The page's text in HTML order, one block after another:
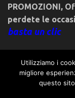
PROMOZIONI,
perdete le
basta un clic
© 2018friulivg.it. -
Utilizziamo i
migliore
questo